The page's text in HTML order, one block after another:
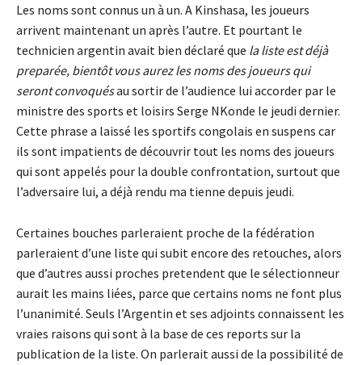
Les noms sont connus un à un. A Kinshasa, les joueurs
arrivent maintenant un après l’autre. Et pourtant le
technicien argentin avait bien déclaré que la liste est déjà
preparée, bientôt vous aurez les noms des joueurs qui
seront convoquésau sortir de l’audience lui accorder par le
ministre des sports et loisirs Serge NKonde le jeudi dernier.
Cette phrase a laissé les sportifs congolais en suspens car
ils sont impatients de découvrir tout les noms des joueurs
qui sont appelés pour la double confrontation, surtout que
l’adversaire lui, a déjà rendu ma tienne depuis jeudi.
Certaines bouches parleraient proche de la fédération
parleraient d’une liste qui subit encore des retouches, alors
que d’autres aussi proches pretendent que le sélectionneur
aurait les mains liées, parce que certains noms ne font plus
l’unanimité. Seuls l’Argentin et ses adjoints connaissent les
vraies raisons qui sont à la base de ces reports sur la
publication de la liste. On parlerait aussi de la possibilité de